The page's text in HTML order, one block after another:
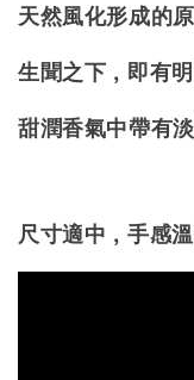
天然風化形成的
生聞之下，即有
甜潤香氣中帶有
尺寸適中，手感